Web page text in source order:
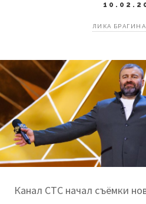
ЛИКА БРАГИНА
Канал СТС начал съёмки